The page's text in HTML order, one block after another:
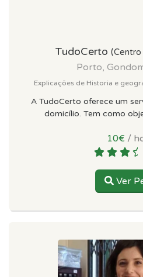
TudoCerto (Centro
Porto,
Explicações de Historia e
A TudoCerto oferece um
domicílio. Tem como
10€ /
Ver